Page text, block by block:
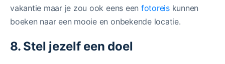
vakantie maar je zou ook eens een fotoreiskunnen
boeken naar een mooie en onbekende locatie.
8. Stel jezelf een doel